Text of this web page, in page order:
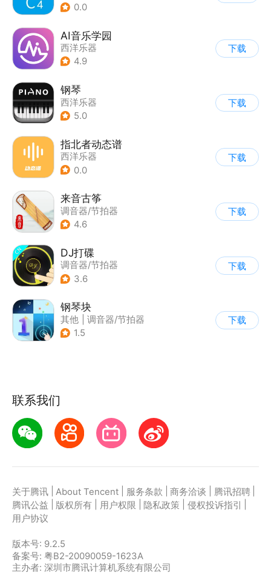
0.0
AI音乐学园
西洋乐器
4.9
下载
钢琴
西洋乐器
5.0
下载
指北者动态谱
西洋乐器
0.0
下载
来音古筝
调音器/节拍器
4.6
下载
DJ打碟
调音器/节拍器
| 西洋乐器
3.6
下载
钢琴块
其他
调音器/节拍器
1.5
下载
联系我们
关于腾讯 About Tencent 服务条款 商务洽谈 腾讯招聘
腾讯公益
版权所有 用户权限 隐私政策 侵权投诉指引
用户协议
版本号: 9.2.5
备案号: 粤B2-20090059-1623A
主办者: 深圳市腾讯计算机系统有限公司